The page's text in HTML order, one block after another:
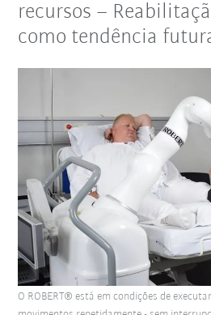
recursos –
como tendência
O ROBERT® está em condições de